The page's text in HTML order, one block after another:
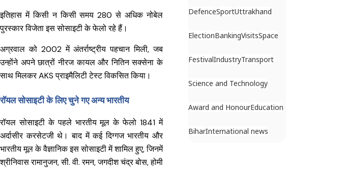
इतिहास में किसी न किसी समय 280 से अधिक नोबेल
पुरस्कार विजेता इस सोसाइटी के फेलो रहे हैं।
अग्रवाल को 2002 में अंतर्राष्ट्रीय पहचान मिली, जब
उन्होंने अपने छात्रों नीरज कायल और नितिन सक्सेना के
साथ मिलकर AKS प्राइमैलिटी टेस्ट विकसित किया।
रॉयल सोसाइटी के लिए चुने गए अन्य भारतीय
रॉयल सोसाइटी के पहले भारतीय मूल के फेलो 1841 में
अर्दासीर करसेटजी थे। बाद में कई दिग्गज भारतीय और
भारतीय मूल के वैज्ञानिक इस सोसाइटी में शामिल हुए, जिनमें
श्रीनिवास रामानुजन, सी. वी. रमन, जगदीश चंद्र बोस, होमी
DefenceSportUttrakhand
ElectionBankingVisitsSpace
FestivalIndustryTransport
Science and Technology
Award and HonourEducation
BiharInternational news